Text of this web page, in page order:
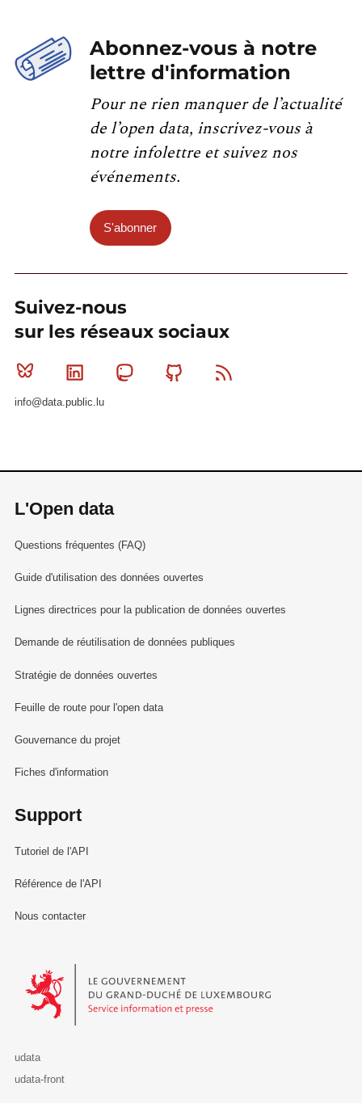
Abonnez-vous à notre
lettre d'information
Pour ne rien manquer de l’actualité
de l’open data, inscrivez-vous à
notre infolettre et suivez nos
événements.
S'abonner
Suivez-nous
sur les réseaux sociaux
Bluesky Linkedin MastodonGithub
info@data.public.lu
L'Open data
Questions fréquentes (FAQ)
Guide d'utilisation des données ouvertes
Lignes directrices pour la publication de données ouvertes
Demande de réutilisation de données publiques
Stratégie de données ouvertes
Feuille de route pour l'open data
Gouvernance du projet
Fiches d'information
Support
Tutoriel de l'API
Référence de l'API
Nous contacter
Le Gouvernement du Grand-Duché de Luxembourg - Service
udata
udata-front